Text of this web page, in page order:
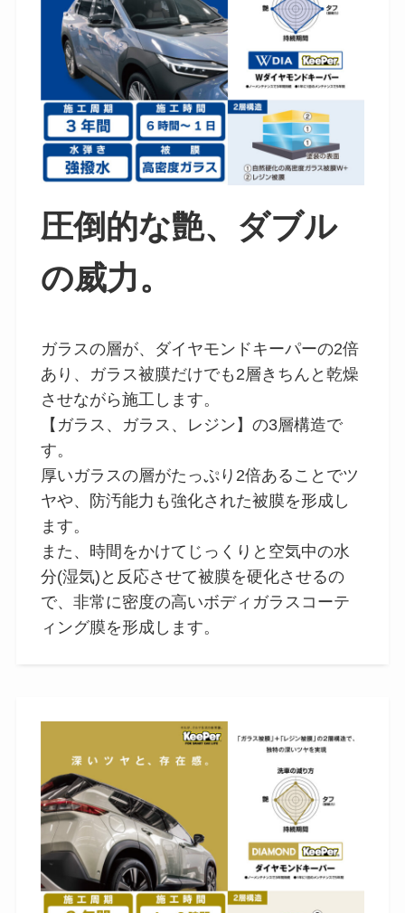
圧倒的な艶、ダブル
の威力。
ガラスの層が、ダイヤモンドキーパーの2倍
あり、ガラス被膜だけでも2層きちんと乾燥
させながら施工します。
【ガラス、ガラス、レジン】の3層構造で
す。
厚いガラスの層がたっぷり2倍あることでツ
ヤや、防汚能力も強化された被膜を形成し
ます。
また、時間をかけてじっくりと空気中の水
分(湿気)と反応させて被膜を硬化させるの
で、非常に密度の高いボディガラスコーテ
ィング膜を形成します。